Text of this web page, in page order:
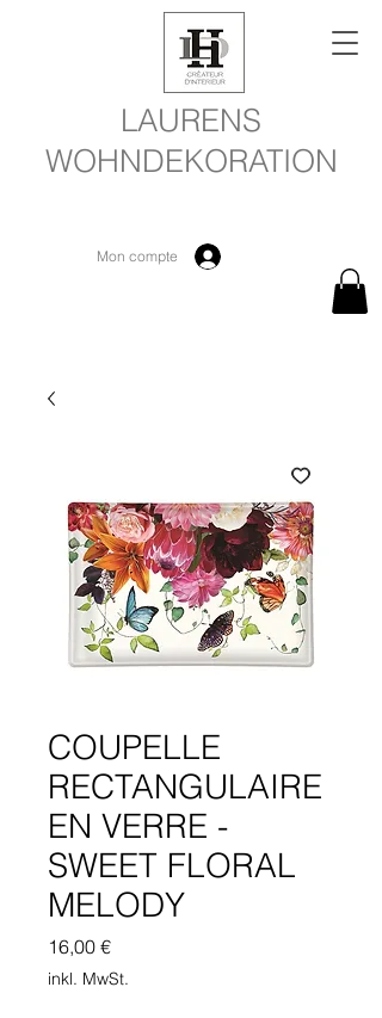
LAURENS
WOHNDEKORATION
Mon compte
COUPELLE
RECTANGULAIRE
EN VERRE -
SWEET FLORAL
MELODY
16,00 €Preis
inkl. MwSt.